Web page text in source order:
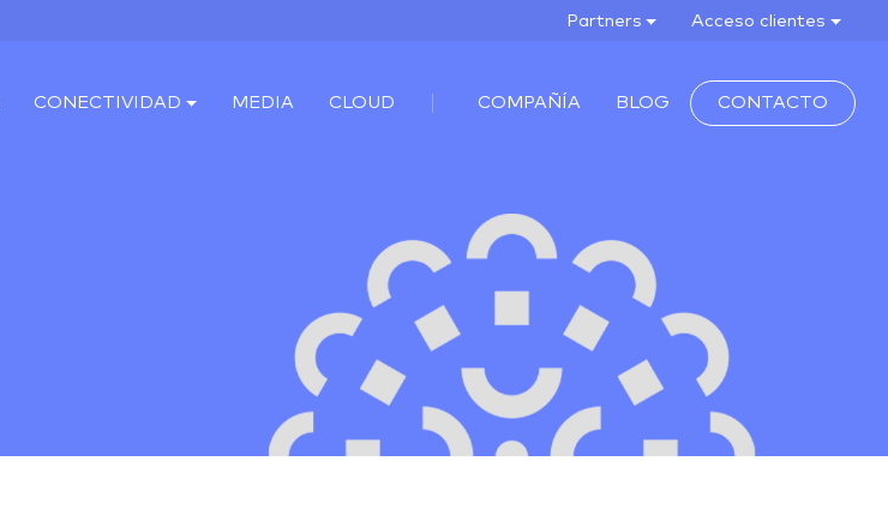
Partners Acceso clientes
CONECTIVIDAD MEDIA CLOUD COMPAÑÍA BLOG CONTACTO